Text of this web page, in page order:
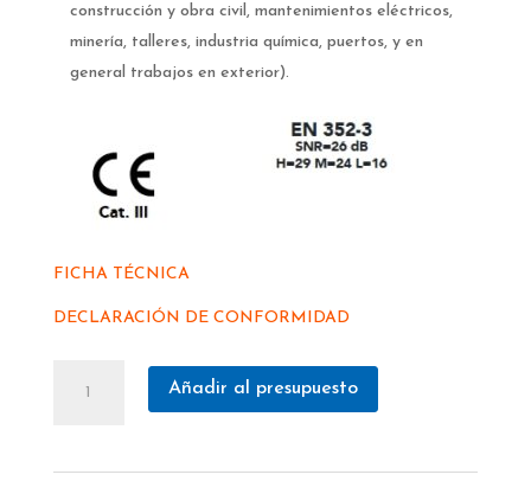
construcción y obra civil, mantenimientos eléctricos,
minería, talleres, industria química, puertos, y en
general trabajos en exterior).
FICHA TÉCNICA
DECLARACIÓN DE CONFORMIDAD
AURICULAR
STEELPRO
Añadir al presupuesto